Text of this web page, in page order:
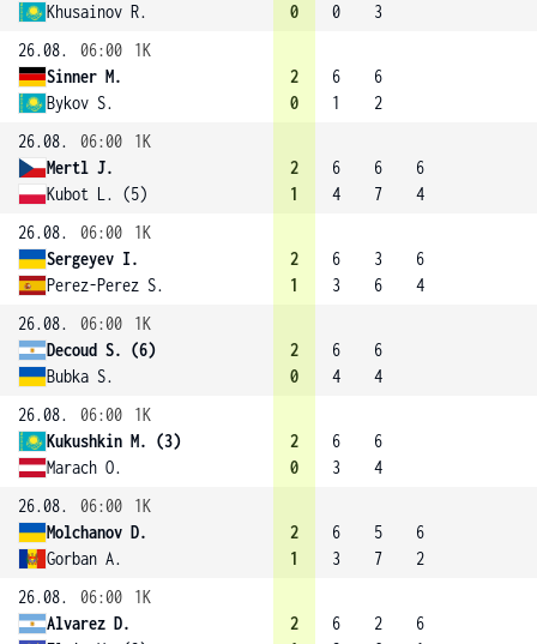
Khusainov R.
0
0
3
26.08.
06:00
1K
Sinner M.
Bykov S.
2
0
6
1
6
2
26.08.
06:00
1K
Mertl J.
Kubot L. (5)
2
1
6
4
6
7
6
4
26.08.
06:00
1K
Sergeyev I.
Perez-Perez S.
2
1
6
3
3
6
6
4
26.08.
06:00
1K
Decoud S. (6)
Bubka S.
2
0
6
4
6
4
26.08.
06:00
1K
Kukushkin M. (3)
Marach O.
2
0
6
3
6
4
26.08.
06:00
1K
Molchanov D.
Gorban A.
2
1
6
3
5
7
6
2
26.08.
06:00
1K
Alvarez D.
2
6
2
6